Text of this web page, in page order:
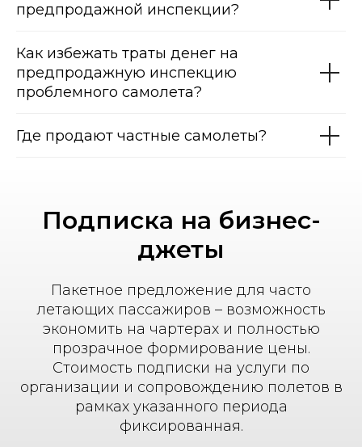
предпродажной инспекции?
Как избежать траты денег на
предпродажную инспекцию
проблемного самолета?
Где продают частные самолеты?
Подписка на бизнес-
джеты
Пакетное предложение для часто
летающих пассажиров – возможность
экономить на чартерах и полностью
прозрачное формирование цены.
Стоимость подписки на услуги по
организации и сопровождению полетов в
рамках указанного периода
фиксированная.